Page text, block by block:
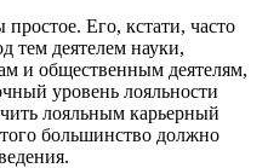
Его, кстати, часто
тем деятелем науки,
и общественным деятелям,
уровень лояльности
лояльным карьерный
большинство должно